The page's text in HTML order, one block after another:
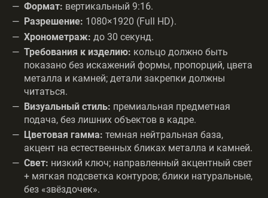
Формат: вертикальный 9:16.
Разрешение: 1080×1920 (Full HD).
Хронометраж: до 30 секунд.
Требования к изделию: кольцо должно быть
показано без искажений формы, пропорций, цвета
металла и камней; детали закрепки должны
читаться.
Визуальный стиль: премиальная предметная
подача, без лишних объектов в кадре.
Цветовая гамма: темная нейтральная база,
акцент на естественных бликах металла и камней.
Свет: низкий ключ; направленный акцентный свет
+ мягкая подсветка контуров; блики натуральные,
без «звёздочек».